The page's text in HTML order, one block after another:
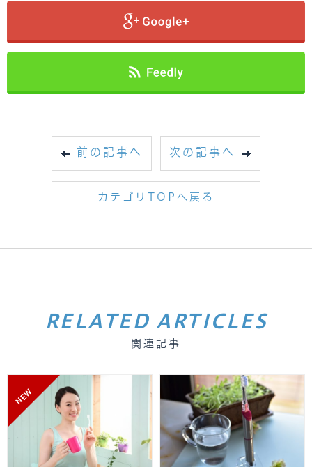
前の記事へ 次の記事へ
カテゴリTOPへ戻る
RELATED ARTICLES
関連記事
NEW